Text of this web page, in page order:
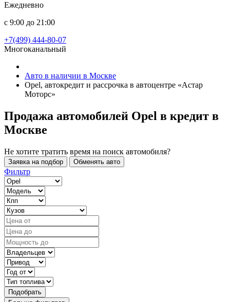
Ежедневно
с 9:00 до 21:00
+7(499) 444-80-07
Многоканальный
Авто в наличии в Москве
Opel, автокредит и рассрочка в автоцентре «Астар
Моторс»
Продажа автомобилей Opel в кредит в
Москве
Не хотите тратить время на поиск автомобиля?
Заявка на подбор Обменять авто
Фильтр
Подобрать